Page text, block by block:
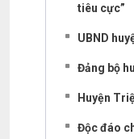
tiêu cực”
UBND
Đảng bộ
Huyện
Độc đáo